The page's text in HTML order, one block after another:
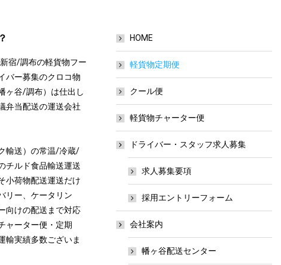
宿/調布の軽貨物フー
バー募集のクロコ物
ヶ谷/調布）は仕出し
弁当配送の運送会社
輸送）の常温/冷蔵/
チルド食品輸送運送
小荷物配送運送だけ
リー、ケータリン
向けの配送まで対応
ャーター便・定期
輸実績多数ございま
HOME
軽貨物定期便
クール便
軽貨物チャーター便
ドライバー・スタッフ求人募集
求人募集要項
採用エントリーフォーム
会社案内
幡ヶ谷配送センター